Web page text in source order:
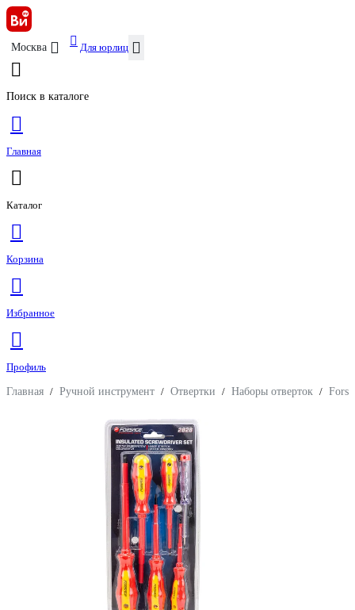
Москва Для юрлиц
Поиск в каталоге
Главная
Каталог
Корзина
Избранное
Профиль
Главная / Ручной инструмент / Отвертки / Наборы отверток /